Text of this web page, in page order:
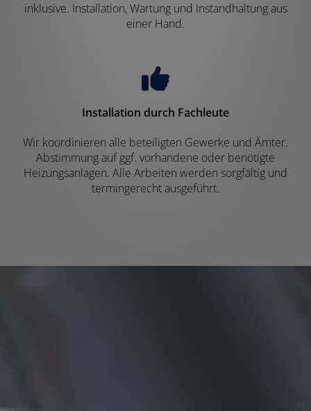
inklusive. Installation, Wartung und Instandhaltung aus
einer Hand.
Installation durch Fachleute
Wir koordinieren alle beteiligten Gewerke und Ämter.
Abstimmung auf ggf. vorhandene oder benötigte
Heizungsanlagen. Alle Arbeiten werden sorgfältig und
termingerecht ausgeführt.